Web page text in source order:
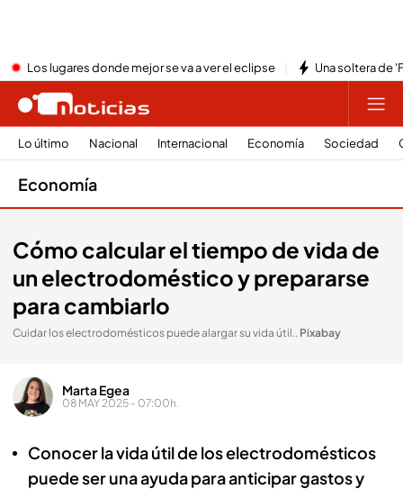
Los lugares donde mejor se va a ver el eclipse Una soltera de
Lo último Nacional Internacional Economía Sociedad
Economía
Cómo calcular el tiempo de vida de
un electrodoméstico y prepararse
para cambiarlo
Cuidar los electrodomésticos puede alargar su vida útil.. Pixabay
Marta Egea
08 MAY 2025 - 07:00h.
Conocer la vida útil de los electrodomésticos
puede ser una ayuda para anticipar gastos y